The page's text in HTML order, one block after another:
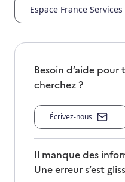
Espace France Services
Besoin d’aide
cherchez ?
Écrivez-nous
Il manque des
Une erreur s’est